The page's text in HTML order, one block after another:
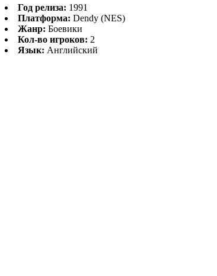
Год релиза: 1991
Платформа: Dendy (NES)
Жанр: Боевики
Кол-во игроков: 2
Язык: Английский